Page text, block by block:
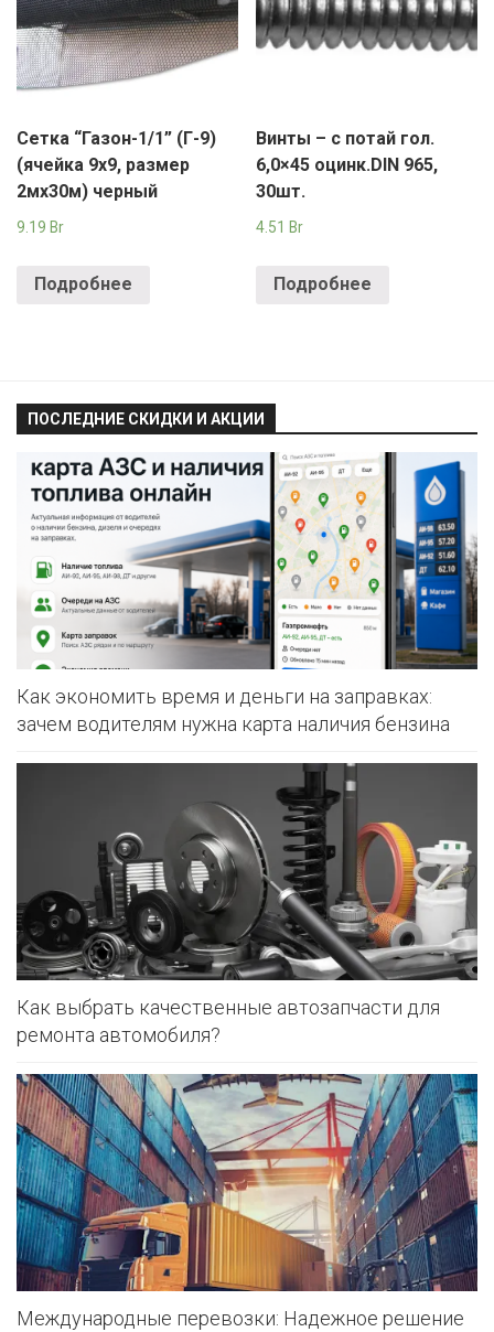
Сетка “Газон-1/1” (Г-9)
(ячейка 9х9, размер
2мх30м) черный
9.19 Br
Подробнее
Винты – с потай гол.
6,0×45 оцинк.DIN 965,
30шт.
4.51 Br
Подробнее
ПОСЛЕДНИЕ СКИДКИ И АКЦИИ
Как экономить время и деньги на заправках:
зачем водителям нужна карта наличия бензина
Как выбрать качественные автозапчасти для
ремонта автомобиля?
Международные перевозки: Надежное решение